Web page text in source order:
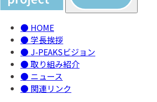
● HOME
●学長挨拶
● J-PEAKSビジョン
●取り組み紹介
● ニュース
● 関連リンク